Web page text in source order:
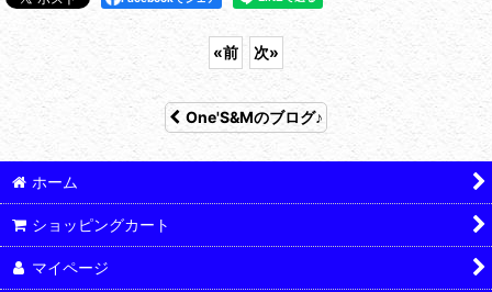
«前 次»
One'S&Mのブログ♪
ホーム
ショッピングカート
マイページ